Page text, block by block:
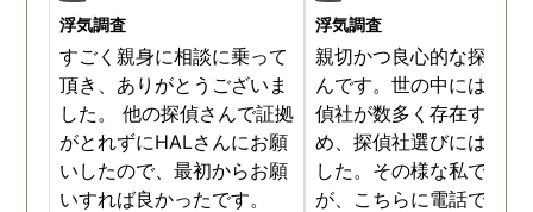
浮気調査
すごく親身に相談に乗って
頂き、ありがとうございま
した。 他の探偵さんで証拠
がとれずにHALさんにお願
いしたので、最初からお願
いすれば良かったです。
浮気調査
親切かつ良心的な探偵社
んです。世の中には詐欺
偵社が数多く存在するた
め、探偵社選びには慎重
した。その様な私でした
が、こちらに電話で相談